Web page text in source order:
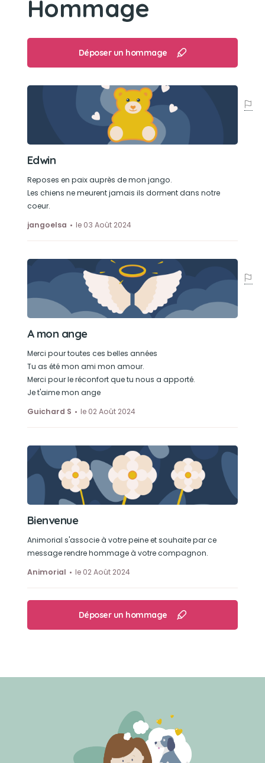
Hommage
Déposer un hommage
Edwin
Reposes en paix auprès de mon jango.
Les chiens ne meurent jamais ils dorment dans notre
coeur.
jangoelsa
le 03 Août 2024
A mon ange
Merci pour toutes ces belles années
Tu as été mon ami mon amour.
Merci pour le réconfort que tu nous a apporté.
Je t'aime mon ange
Guichard S
le 02 Août 2024
Bienvenue
Animorial s'associe à votre peine et souhaite par ce
message rendre hommage à votre compagnon.
Animorial
le 02 Août 2024
Déposer un hommage